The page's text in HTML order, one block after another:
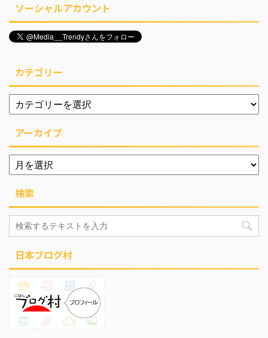
ソーシャルアカウント
カテゴリー
アーカイブ
検索
日本ブログ村